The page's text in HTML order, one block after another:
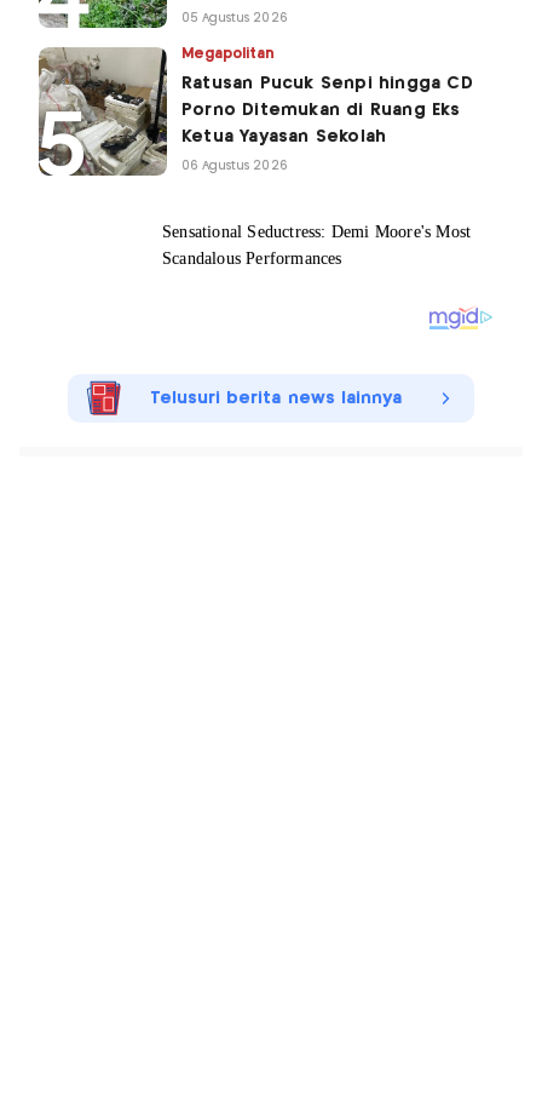
05 Agustus 2026
Megapolitan
Ratusan Pucuk Senpi hingga CD
Porno Ditemukan di Ruang Eks
Ketua Yayasan Sekolah
06 Agustus 2026
Telusuri berita news lainnya